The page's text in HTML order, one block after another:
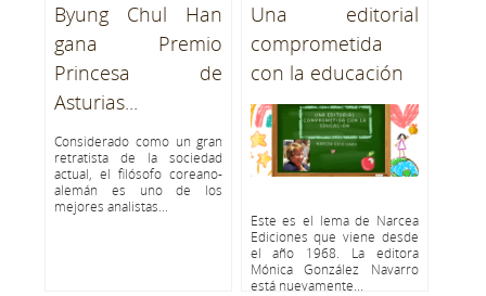
Byung Chul Han
gana Premio
Princesa de
Asturias...
Considerado como un gran
retratista de la sociedad
actual, el filósofo coreano-
alemán es uno de los
mejores analistas...
Una editorial
comprometida
con la educación
Este es el lema de Narcea
Ediciones que viene desde
el año 1968. La editora
Mónica González Navarro
está nuevamente...